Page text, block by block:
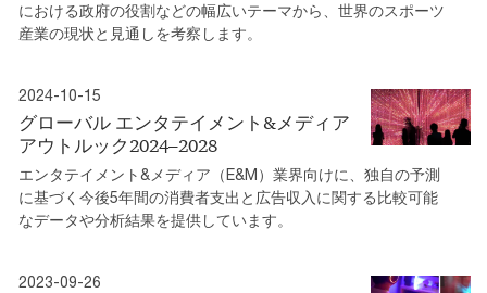
における政府の役割などの幅広いテーマから、世界のスポーツ
産業の現状と見通しを考察します。
2024-10-15
グローバル エンタテイメント&メディア
アウトルック2024–2028
エンタテイメント&メディア（E&M）業界向けに、独自の予測
に基づく今後5年間の消費者支出と広告収入に関する比較可能
なデータや分析結果を提供しています。
2023-09-26